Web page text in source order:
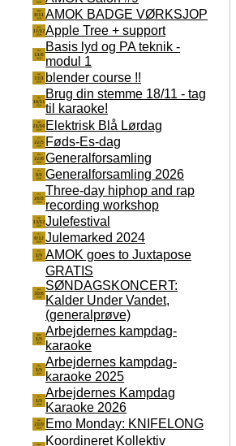
AMOK BADGE VØRKSJOP
Apple Tree + support
Basis lyd og PA teknik -
modul 1
blender course !!
Brug din stemme 18/11 - tag
til karaoke!
Elektrisk Blå Lørdag
Føds-Es-dag
Generalforsamling
Generalforsamling 2026
Three-day hiphop and rap
recording workshop
Julefestival
Julemarked 2024
AMOK goes to Juxtapose
GRATIS
SØNDAGSKONCERT:
Kalder Under Vandet,
(generalprøve)
Arbejdernes kampdag-
karaoke
Arbejdernes kampdag-
karaoke 2025
Arbejdernes Kampdag
Karaoke 2026
Emo Monday: KNIFELONG
Koordineret Kollektiv